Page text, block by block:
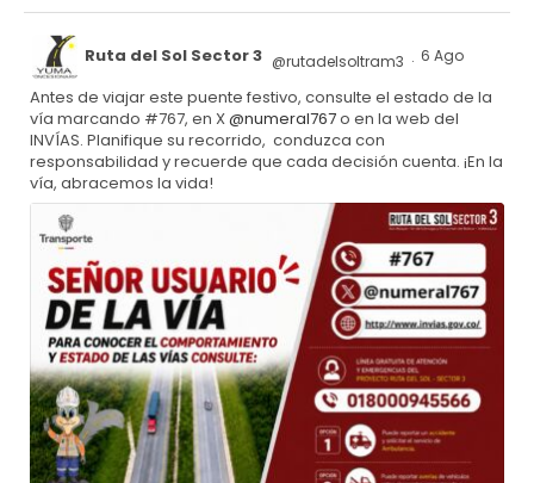
Ruta del Sol Sector 3 @rutadelsoltram3 · 6 Ago
Antes de viajar este puente festivo, consulte el estado de la
vía marcando #767, en X@numeral767o en la web del
INVÍAS. Planifique su recorrido, conduzca con
responsabilidad y recuerde que cada decisión cuenta. ¡En la
vía, abracemos la vida!